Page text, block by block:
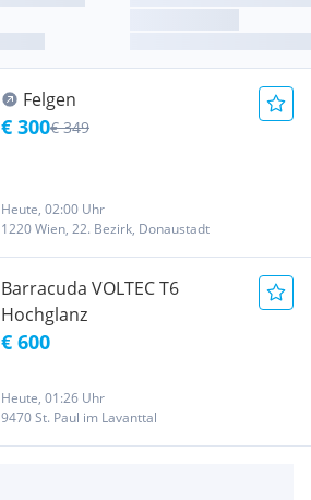
Felgen
€ 300€ 349
Heute, 02:00 Uhr
1220 Wien, 22. Bezirk, Donaustadt
Barracuda VOLTEC T6
Hochglanz
€ 600
Heute, 01:26 Uhr
9470 St. Paul im Lavanttal